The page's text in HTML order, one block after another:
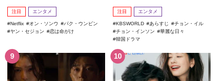
注目 エンタメ
Netflix オン・ソンウ
パク・ウンビン
ヤン・セジョン
恋は命がけ
注目 エンタメ
KBSWORLD あらすじ
チョン・イル
チョン・インソン
華麗な日々
韓国ドラマ